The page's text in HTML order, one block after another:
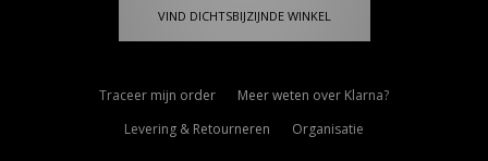
VIND DICHTSBIJZIJNDE WINKEL
Traceer mijn order
Meer weten over Klarna?
Levering & Retourneren
Organisatie